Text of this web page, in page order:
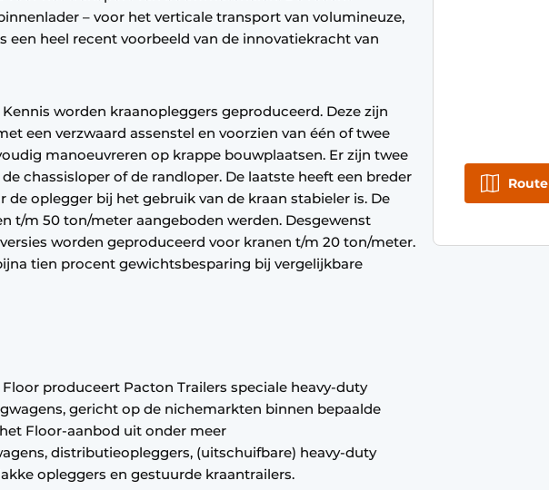
– voor het verticale transport van volumineuze,
een heel recent voorbeeld van de innovatiekracht van
worden kraanopleggers geproduceerd. Deze zijn
een verzwaard assenstel en voorzien van één of twee
manoeuvreren op krappe bouwplaatsen. Er zijn twee
chassisloper of de randloper. De laatste heeft een breder
de oplegger bij het gebruik van de kraan stabieler is. De
t/m 50 ton/meter aangeboden werden. Desgewenst
worden geproduceerd voor kranen t/m 20 ton/meter.
tien procent gewichtsbesparing bij vergelijkbare
produceert Pacton Trailers speciale heavy-duty
gericht op de nichemarkten binnen bepaalde
Floor-aanbod uit onder meer
distributieopleggers, (uitschuifbare) heavy-duty
opleggers en gestuurde kraantrailers.
Route